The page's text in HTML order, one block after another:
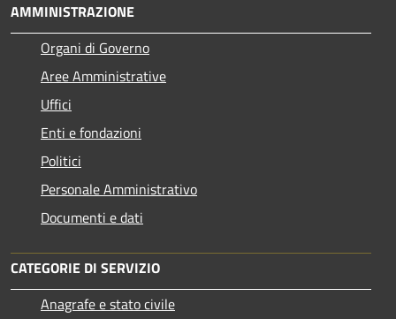
AMMINISTRAZIONE
Organi di Governo
Aree Amministrative
Uffici
Enti e fondazioni
Politici
Personale Amministrativo
Documenti e dati
CATEGORIE DI SERVIZIO
Anagrafe e stato civile